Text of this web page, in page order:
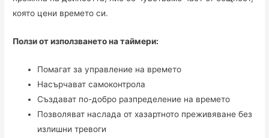
която цени времето си.
Ползи от използването на таймери:
Помагат за управление на времето
Насърчават самоконтрола
Създават по-добро разпределение на времето
Позволяват наслада от хазартното преживяване без
излишни тревоги